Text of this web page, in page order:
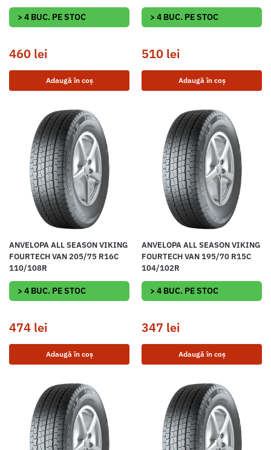
> 4 BUC. PE STOC
460 lei
Adaugă în coș
> 4 BUC. PE STOC
510 lei
Adaugă în coș
ANVELOPA ALL SEASON VIKING
FOURTECH VAN 205/75 R16C
110/108R
> 4 BUC. PE STOC
474 lei
Adaugă în coș
ANVELOPA ALL SEASON VIKING
FOURTECH VAN 195/70 R15C
104/102R
> 4 BUC. PE STOC
347 lei
Adaugă în coș